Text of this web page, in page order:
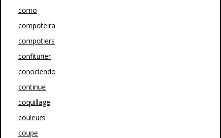
como
compoteira
compotiers
confiturier
conociendo
continue
coquillage
couleurs
coupe